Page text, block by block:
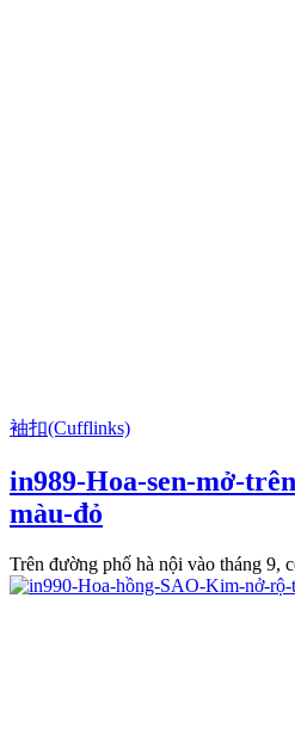
袖扣(Cufflinks)
in989-Hoa-sen-mở-
màu-đỏ
Trên đường phố hà nội vào tháng 9,